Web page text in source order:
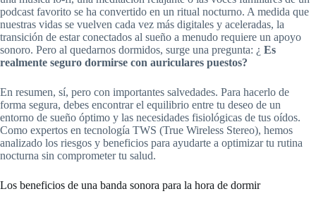
podcast favorito se ha convertido en un ritual nocturno. A medida que
nuestras vidas se vuelven cada vez más digitales y aceleradas, la
transición de estar conectados al sueño a menudo requiere un apoyo
sonoro. Pero al quedarnos dormidos, surge una pregunta: ¿ Es
realmente seguro dormirse con auriculares puestos?
En resumen, sí, pero con importantes salvedades. Para hacerlo de
forma segura, debes encontrar el equilibrio entre tu deseo de un
entorno de sueño óptimo y las necesidades fisiológicas de tus oídos.
Como expertos en tecnología TWS (True Wireless Stereo), hemos
analizado los riesgos y beneficios para ayudarte a optimizar tu rutina
nocturna sin comprometer tu salud.
Los beneficios de una banda sonora para la hora de dormir